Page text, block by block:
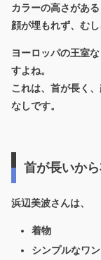
カラーの高さがある
顔が埋もれず、む
ヨーロッパの王室
すよね。
これは、首が長く
なしです。
首が長いか
浜辺美波さんは、
着物
シンプルなワ